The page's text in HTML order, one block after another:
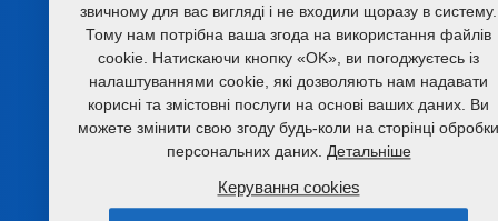
+420 491 450 111
farmet@farmet.cz
Jiřinková 276
552 03 Česká Skalice
звичному для вас вигляді і не входили щоразу в систему.
Тому нам потрібна ваша згода на використання файлів
cookie. Натискаючи кнопку «OK», ви погоджуєтесь із
налаштуваннями cookie, які дозволяють нам надавати
корисні та змістовні послуги на основі ваших даних. Ви
можете змінити свою згоду будь-коли на сторінці обробки
персональних даних. Детальніше
Керування cookies